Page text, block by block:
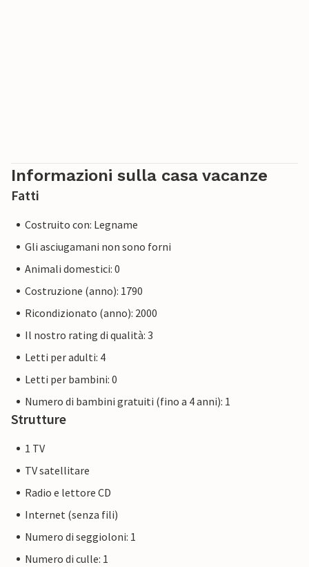
Informazioni sulla casa vacanze
Fatti
Costruito con: Legname
Gli asciugamani non sono forni
Animali domestici: 0
Costruzione (anno): 1790
Ricondizionato (anno): 2000
Il nostro rating di qualità: 3
Letti per adulti: 4
Letti per bambini: 0
Numero di bambini gratuiti (fino a 4 anni): 1
Strutture
1 TV
TV satellitare
Radio e lettore CD
Internet (senza fili)
Numero di seggioloni: 1
Numero di culle: 1